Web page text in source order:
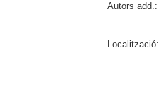
Autors add.:
Localització: